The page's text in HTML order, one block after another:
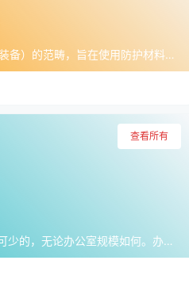
个人防护服属于 PPE（个人防护装备）的范畴，旨在使用防护材料或一次性服装 （取决于应用）确保您和他人的安全。我们的产品系列包括来自值得信赖的品牌的服装、 鞋具和设备，如 Dickies、 3M、 DeWalt、 Ansell。
办公用品对所有办公室都是必不可少的，无论办公室规模如何。办公用品柜始终需要补充钢笔、铅笔、纸、信封和各种其他类型的文具。我们的办公用品不仅限于文具，还提供很多其他产品。包括音频设备、白板及全尺寸办公家具。
查看所有